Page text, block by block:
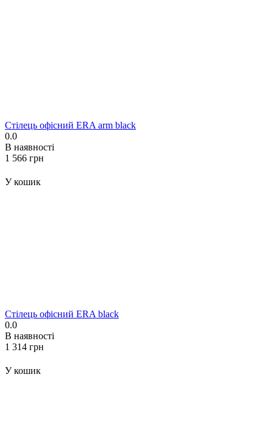
Стілець офісний ERA arm black
0.0
В наявності
‍1 566‍ грн
У кошик
Стілець офісний ERA black
0.0
В наявності
‍1 314‍ грн
У кошик